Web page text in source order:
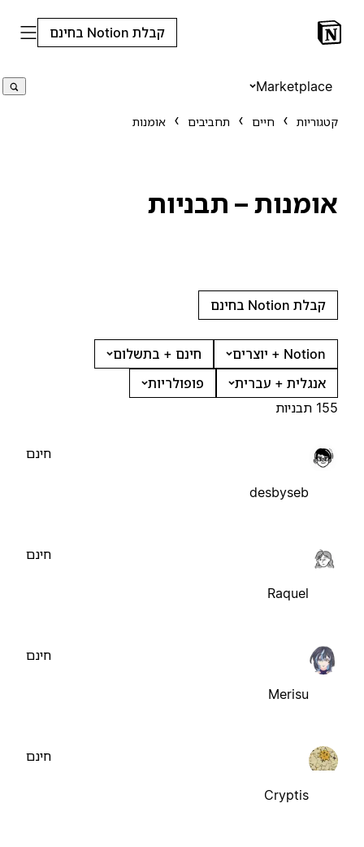
קבלת Notion בחינם
Marketplace
קטגוריות חיים תחביבים אומנות
אומנות – תבניות
קבלת Notion בחינם
Notion + יוצרים
חינם + בתשלום
אנגלית + עברית
פופולריות
155 תבניות
desbyseb
חינם
Raquel
חינם
Merisu
חינם
Cryptis
חינם